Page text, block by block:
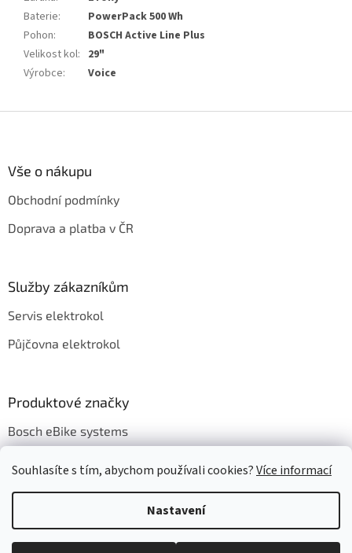
Souhlasíte s tím, abychom používali cookies?Více informací
Nastavení
Baterie:
PowerPack 500 Wh
Pohon:
BOSCH Active Line Plus
Velikost kol: 29"
Výrobce: Voice
Vše o nákupu
Obchodní podmínky
Doprava a platba v ČR
Služby zákazníkům
Servis elektrokol
Půjčovna elektrokol
Produktové značky
Bosch eBike systems
Vytvořil Shoptet